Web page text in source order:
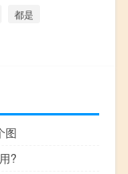
都是
图
?